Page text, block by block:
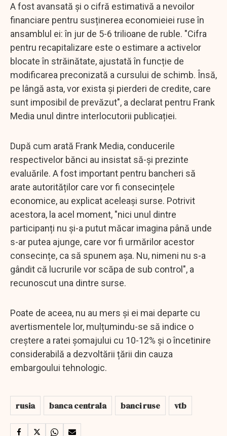
A fost avansată și o cifră estimativă a nevoilor
financiare pentru susținerea economieiei ruse în
ansamblul ei: în jur de 5-6 trilioane de ruble. "Cifra
pentru recapitalizare este o estimare a activelor
blocate în străinătate, ajustată în funcție de
modificarea preconizată a cursului de schimb. Însă,
pe lângă asta, vor exista și pierderi de credite, care
sunt imposibil de prevăzut", a declarat pentru Frank
Media unul dintre interlocutorii publicației.
După cum arată Frank Media, conducerile
respectivelor bănci au insistat să-și prezinte
evaluările. A fost important pentru bancheri să
arate autorităților care vor fi consecințele
economice, au explicat aceleași surse. Potrivit
acestora, la acel moment, "nici unul dintre
participanți nu și-a putut măcar imagina până unde
s-ar putea ajunge, care vor fi urmărilor acestor
consecințe, ca să spunem așa. Nu, nimeni nu s-a
gândit că lucrurile vor scăpa de sub control", a
recunoscut una dintre surse.
Poate de aceea, nu au mers și ei mai departe cu
avertismentele lor, mulțumindu-se să indice o
creștere a ratei șomajului cu 10-12% și o încetinire
considerabilă a dezvoltării țării din cauza
embargoului tehnologic.
rusia banca centrala banci ruse vtb